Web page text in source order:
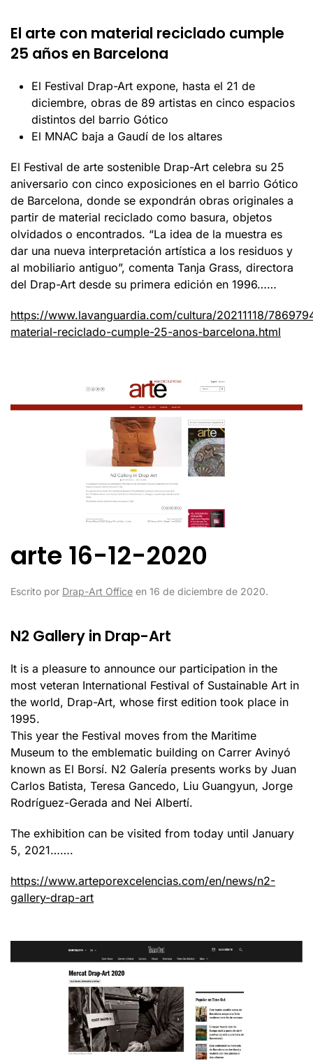
El arte con material reciclado cumple
25 años en Barcelona
El Festival Drap-Art expone, hasta el 21 de
diciembre, obras de 89 artistas en cinco espacios
distintos del barrio Gótico
El MNAC baja a Gaudí de los altares
El Festival de arte sostenible Drap-Art celebra su 25
aniversario con cinco exposiciones en el barrio Gótico
de Barcelona, donde se expondrán obras originales a
partir de material reciclado como basura, objetos
olvidados o encontrados. “La idea de la muestra es
dar una nueva interpretación artística a los residuos y
al mobiliario antiguo”, comenta Tanja Grass, directora
del Drap-Art desde su primera edición en 1996……
https://www.lavanguardia.com/cultura/20211118/
material-reciclado-cumple-25-anos-barcelona.html
arte 16-12-2020
Escrito por Drap-Art Office en 16 de diciembre de 2020.
N2 Gallery in Drap-Art
It is a pleasure to announce our participation in the
most veteran International Festival of Sustainable Art in
the world, Drap-Art, whose first edition took place in
1995.
This year the Festival moves from the Maritime
Museum to the emblematic building on Carrer Avinyó
known as El Borsí. N2 Galería presents works by Juan
Carlos Batista, Teresa Gancedo, Liu Guangyun, Jorge
Rodríguez-Gerada and Nei Albertí.
The exhibition can be visited from today until January
5, 2021…….
https://www.arteporexcelencias.com/en/news/n2-
gallery-drap-art